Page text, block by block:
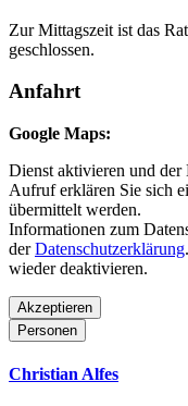
Zur Mittagszeit ist das
geschlossen.
Anfahrt
Google Maps:
Dienst aktivieren und der
Aufruf erklären Sie sich
übermittelt werden.
Informationen zum
derDatenschutzerklärung
wieder deaktivieren.
Akzeptieren
Personen
Christian Alfes